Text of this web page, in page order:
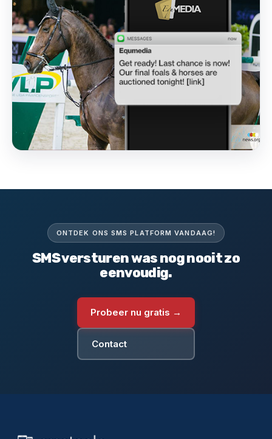
ONTDEK ONS SMS PLATFORM VANDAAG!
SMS versturen was nog nooit zo
eenvoudig.
Probeer nu gratis →
Contact